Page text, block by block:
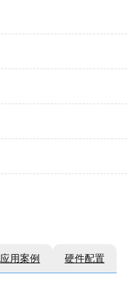
应用案例 硬件配置